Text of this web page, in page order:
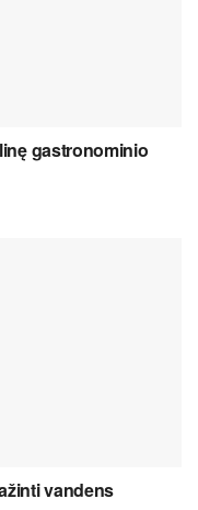
gastronominio
vandens